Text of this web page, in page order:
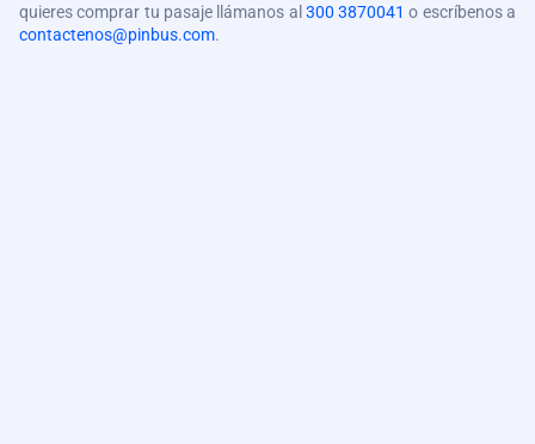
quieres comprar tu pasaje llámanos al 300 3870041 o escríbenos a
contactenos@pinbus.com.